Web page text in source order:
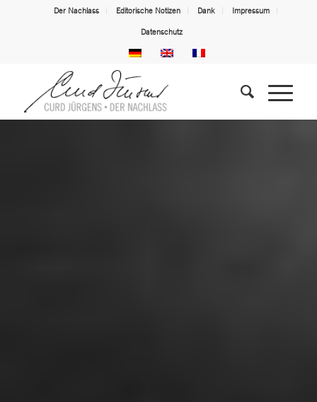
Der Nachlass Editorische Notizen Dank Impressum
Datenschutz